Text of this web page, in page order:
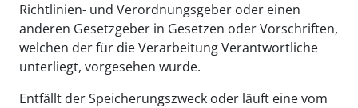
Richtlinien- und Verordnungsgeber oder einen
anderen Gesetzgeber in Gesetzen oder Vorschriften,
welchen der für die Verarbeitung Verantwortliche
unterliegt, vorgesehen wurde.
Entfällt der Speicherungszweck oder läuft eine vom